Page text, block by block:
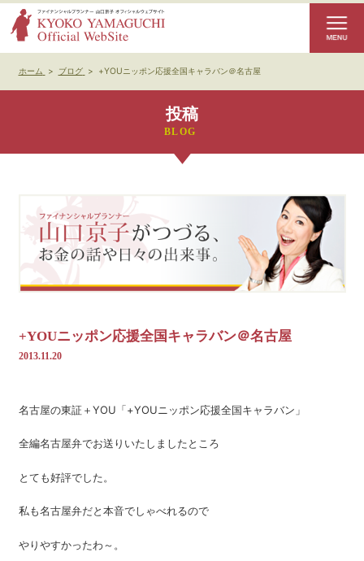
ホーム > ブログ > +YOUニッポン応援全国キャラバン＠名古屋
投稿
+YOUニッポン応援全国キャラバン＠名古屋
2013.11.20
名古屋の東証＋YOU「+YOUニッポン応援全国キャラバン」
全編名古屋弁でお送りいたしましたところ
とても好評でした。
私も名古屋弁だと本音でしゃべれるので
やりやすかったわ～。